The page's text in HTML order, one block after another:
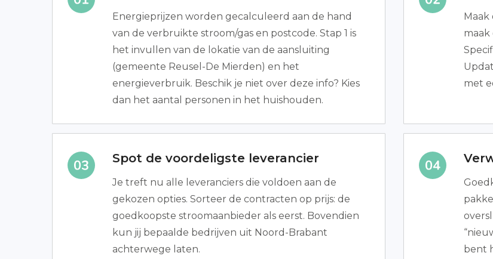
Energieprijzen worden gecalculeerd aan de hand
van de verbruikte stroom/gas en postcode. Stap 1 is
het invullen van de lokatie van de aansluiting
(gemeente Reusel-De Mierden) en het
energieverbruik. Beschik je niet over deze info? Kies
dan het aantal personen in het huishouden.
Maak
met
Spot de voordeligste leverancier
Je treft nu alle leveranciers die voldoen aan de
gekozen opties. Sorteer de contracten op prijs: de
goedkoopste stroomaanbieder als eerst. Bovendien
kun jij bepaalde bedrijven uit Noord-Brabant
achterwege laten.
bent